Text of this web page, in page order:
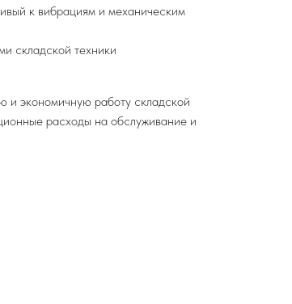
к вибрациям и механическим
складской техники
и экономичную работу складской
расходы на обслуживание и